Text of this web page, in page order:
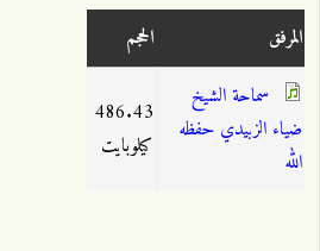
المرفق
الحجم
سماحة الشيخ
ضياء الزبيدي حفظه
الله
486.43
كيلوبايت